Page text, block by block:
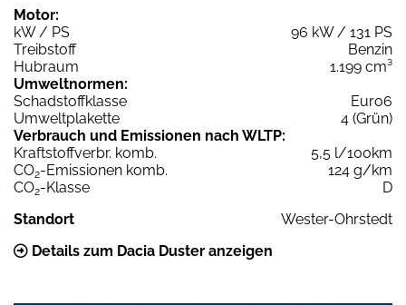
Motor:
kW / PS
96 kW / 131 PS
Treibstoff
Benzin
Hubraum
1.199 cm³
Umweltnormen:
Schadstoffklasse
Euro6
Umweltplakette
4 (Grün)
Verbrauch und Emissionen nach WLTP:
Kraftstoffverbr. komb.
5,5 l/100km
CO2-Emissionen komb.
124 g/km
CO2-Klasse
D
Standort
Wester-Ohrstedt
Details zum Dacia Duster anzeigen